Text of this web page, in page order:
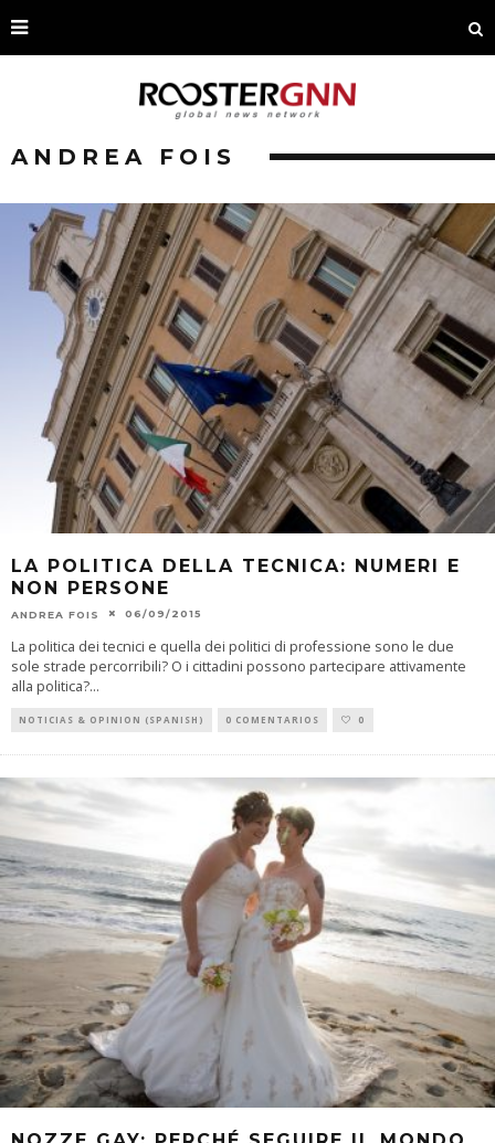
ANDREA FOIS
LA POLITICA DELLA TECNICA: NUMERI E
NON PERSONE
ANDREA FOIS 06/09/2015
La politica dei tecnici e quella dei politici di professione sono le due
sole strade percorribili? O i cittadini possono partecipare attivamente
alla politica?...
NOTICIAS & OPINION (SPANISH) 0 COMENTARIOS 0